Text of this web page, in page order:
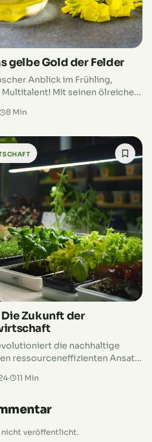
gelbe Gold der Felder
Anblick im Frühling,
Mit seinen ölreichen
verbessert er mit seinen
Raps – viel mehr als nur
8 Min
Zukunft der
die nachhaltige
ressourceneffizienten Ansatz.
bei der Pflanzenwurzeln in
und Nährstoffversorgung,
den urbanen
· 11 Min
nicht veröffentlicht.